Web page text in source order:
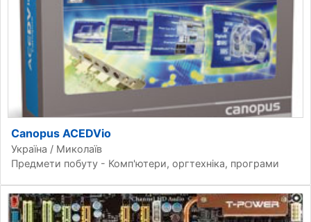
Canopus ACEDVio
Україна / Миколаїв
Предмети побуту - Комп'ютери, оргтехніка, програми